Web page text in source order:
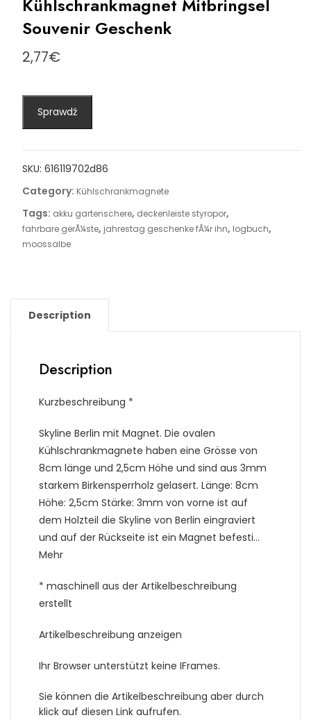
Kühlschrankmagnet Mitbringsel
Souvenir Geschenk
2,77€
Sprawdź
SKU: 616119702d86
Category: Kühlschrankmagnete
Tags: akku gartenschere, deckenleiste styropor,
fahrbare gerÃ¼ste, jahrestag geschenke fÃ¼r ihn, logbuch,
moossalbe
Description
Description
Kurzbeschreibung *
Skyline Berlin mit Magnet. Die ovalen
Kühlschrankmagnete haben eine Grösse von
8cm länge und 2,5cm Höhe und sind aus 3mm
starkem Birkensperrholz gelasert. Länge: 8cm
Höhe: 2,5cm Stärke: 3mm von vorne ist auf
dem Holzteil die Skyline von Berlin eingraviert
und auf der Rückseite ist ein Magnet befesti…
Mehr
* maschinell aus der Artikelbeschreibung
erstellt
Artikelbeschreibung anzeigen
Ihr Browser unterstützt keine IFrames.
Sie können die Artikelbeschreibung aber durch
klick auf diesen Link aufrufen.